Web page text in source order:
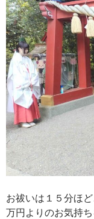
お祓いは１５分ほ
万円よりのお気持